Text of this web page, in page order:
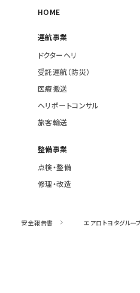
HOME
運航事業
ドクターヘリ
受託運航（防災）
医療搬送
ヘリポートコンサル
旅客輸送
整備事業
点検・整備
修理・改造
安全報告書 エアロトヨタグルー